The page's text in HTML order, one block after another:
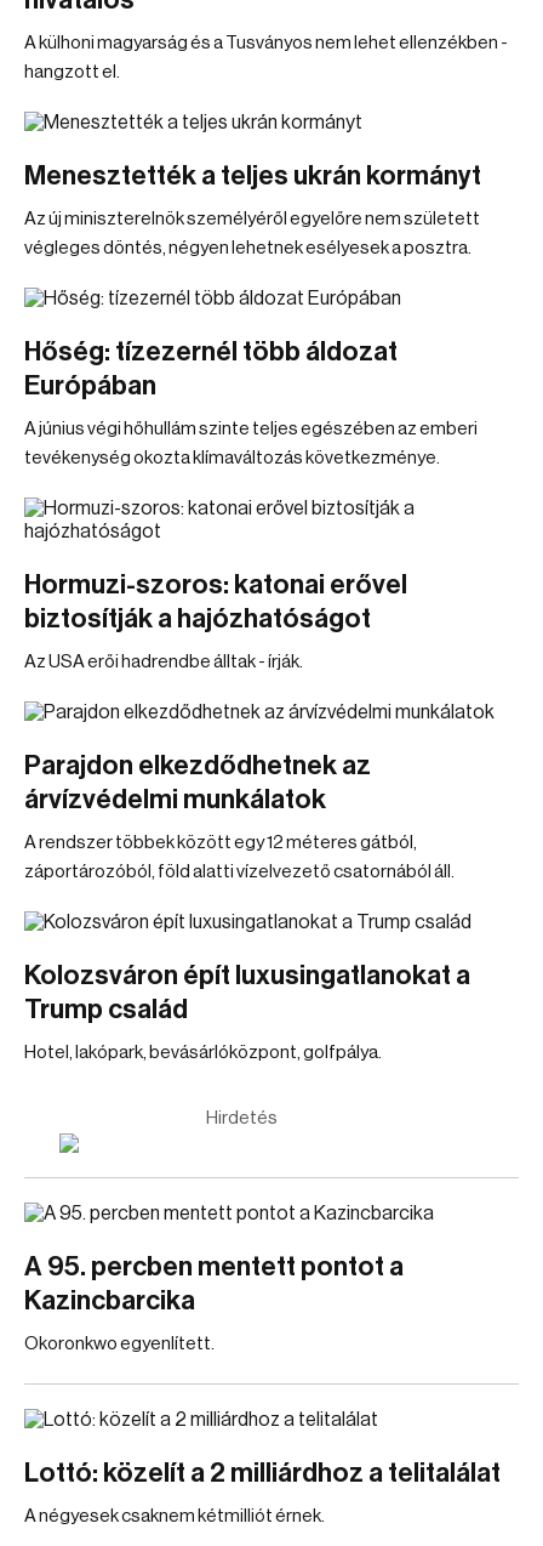
A külhoni magyarság és a Tusványos nem lehet ellenzékben -
hangzott el.
Menesztették a teljes ukrán kormányt
Az új miniszterelnök személyéről egyelőre nem született
végleges döntés, négyen lehetnek esélyesek a posztra.
Hőség: tízezernél több áldozat
Európában
A június végi hőhullám szinte teljes egészében az emberi
tevékenység okozta klímaváltozás következménye.
Hormuzi-szoros: katonai erővel
biztosítják a hajózhatóságot
Az USA erői hadrendbe álltak - írják.
Parajdon elkezdődhetnek az
árvízvédelmi munkálatok
A rendszer többek között egy 12 méteres gátból,
záportározóból, föld alatti vízelvezető csatornából áll.
Kolozsváron épít luxusingatlanokat a
Trump család
Hotel, lakópark, bevásárlóközpont, golfpálya.
Hirdetés
A 95. percben mentett pontot a
Kazincbarcika
Okoronkwo egyenlített.
Lottó: közelít a 2 milliárdhoz a telitalálat
A négyesek csaknem kétmilliót érnek.